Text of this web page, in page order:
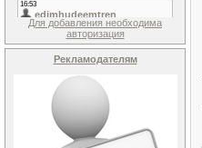
Для добавления необходима
авторизация
Рекламодателям